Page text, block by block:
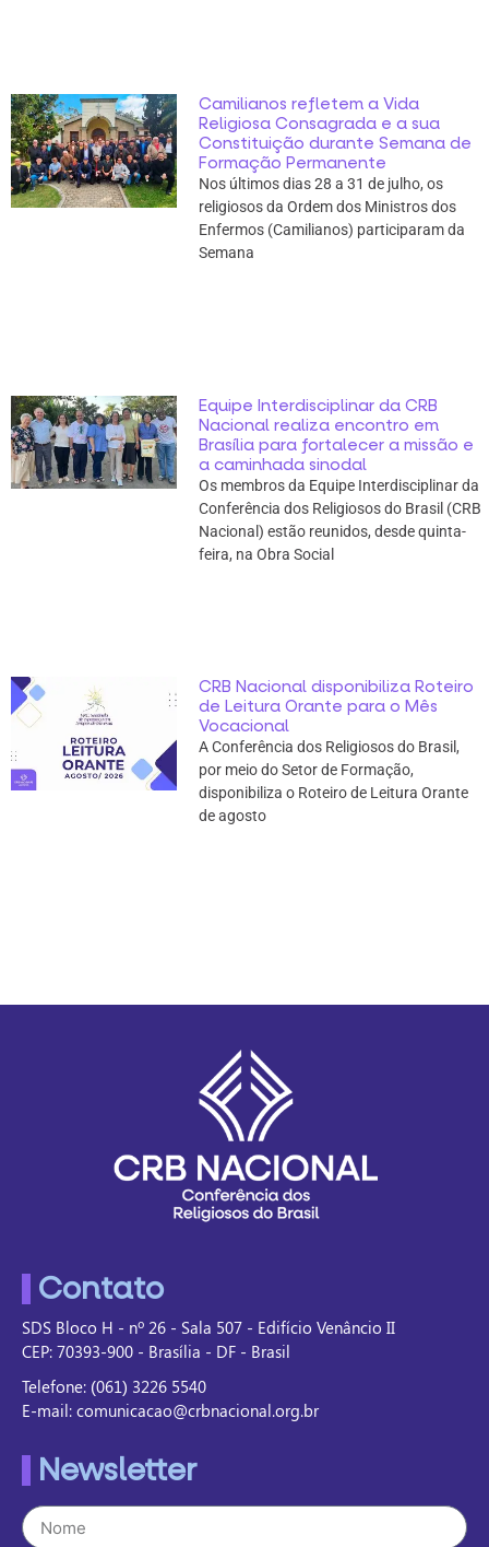
Camilianos refletem a Vida
Religiosa Consagrada e a sua
Constituição durante Semana de
Formação Permanente
Nos últimos dias 28 a 31 de julho, os
religiosos da Ordem dos Ministros dos
Enfermos (Camilianos) participaram da
Semana
Equipe Interdisciplinar da CRB
Nacional realiza encontro em
Brasília para fortalecer a missão e
a caminhada sinodal
Os membros da Equipe Interdisciplinar da
Conferência dos Religiosos do Brasil (CRB
Nacional) estão reunidos, desde quinta-
feira, na Obra Social
CRB Nacional disponibiliza Roteiro
de Leitura Orante para o Mês
Vocacional
A Conferência dos Religiosos do Brasil,
por meio do Setor de Formação,
disponibiliza o Roteiro de Leitura Orante
de agosto
Contato
SDS Bloco H - nº 26 - Sala 507 - Edifício Venâncio II
CEP: 70393-900 - Brasília - DF - Brasil
Telefone: (061) 3226 5540
E-mail: comunicacao@crbnacional.org.br
Newsletter